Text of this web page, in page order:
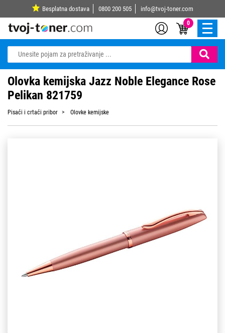
Besplatna dostava 0800 200 505 info@tvoj-toner.com
0
Olovka kemijska Jazz Noble Elegance Rose
Pelikan 821759
Pisaći i crtaći pribor Olovke kemijske